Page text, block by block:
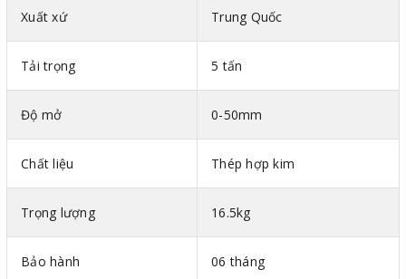
Xuất xứ Trung Quốc
Tải trọng 5 tấn
Độ mở 0-50mm
Chất liệu Thép hợp kim
Trọng lượng 16.5kg
Bảo hành 06 tháng